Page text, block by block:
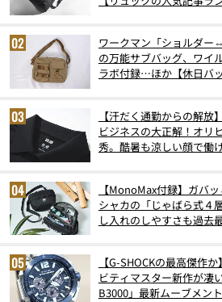
ワークマン「ショルダー
の万能サブバッグ、ワイ
ラボ付録…ほか【休日バ
【汗だく通勤からの解
ビジネスの大正解！オリ
秀。酷暑も涼しい顔で働
【MonoMax付録】ガバ
シャカの「じゃばら式４
し入れのしやすさも過去
【G-SHOCKの最高傑作
ビティマスター新作が凄
B3000」最新ムーブメン